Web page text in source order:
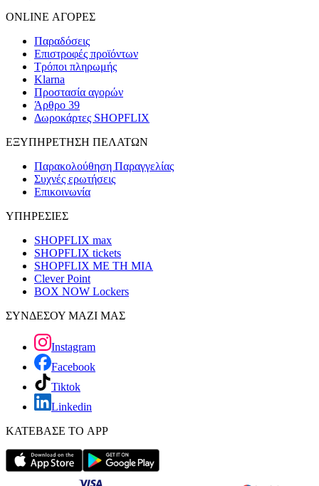
ONLINE ΑΓΟΡΕΣ
Παραδόσεις
Επιστροφές προϊόντων
Τρόποι πληρωμής
Klarna
Προστασία αγορών
Άρθρο 39
Δωροκάρτες SHOPFLIX
ΕΞΥΠΗΡΕΤΗΣΗ ΠΕΛΑΤΩΝ
Παρακολούθηση Παραγγελίας
Συχνές ερωτήσεις
Επικοινωνία
ΥΠΗΡΕΣΙΕΣ
SHOPFLIX max
SHOPFLIX tickets
SHOPFLIX ΜΕ ΤΗ ΜΙΑ
Clever Point
BOX NOW Lockers
ΣΥΝΔΕΣΟΥ ΜΑΖΙ ΜΑΣ
Instagram
Facebook
Tiktok
Linkedin
ΚΑΤΕΒΑΣΕ ΤΟ APP